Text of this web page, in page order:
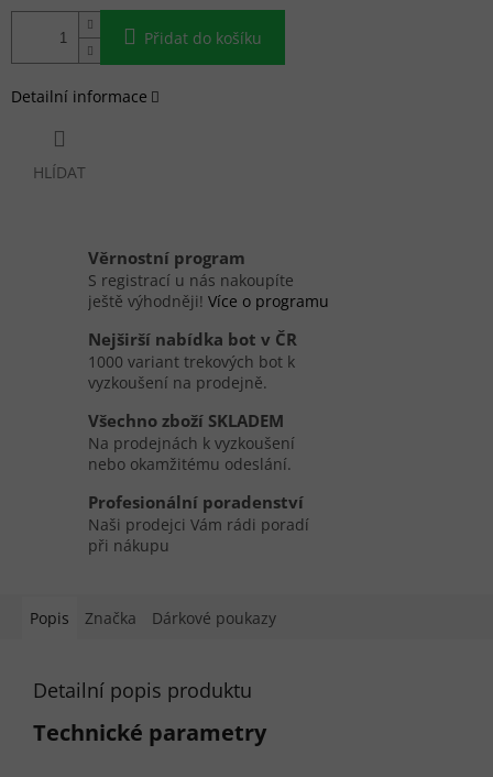
Přidat do košíku
Detailní informace
HLÍDAT
Věrnostní program
S registrací u nás nakoupíte
ještě výhodněji! Více o programu
Nejširší nabídka bot v ČR
1000 variant trekových bot k
vyzkoušení na prodejně.
Všechno zboží SKLADEM
Na prodejnách k vyzkoušení
nebo okamžitému odeslání.
Profesionální poradenství
Naši prodejci Vám rádi poradí
při nákupu
Popis Značka Dárkové poukazy
Detailní popis produktu
Technické parametry